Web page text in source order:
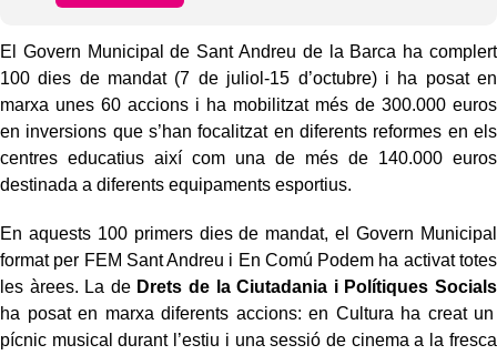
El Govern Municipal de Sant Andreu de la Barca ha complert
100 dies de mandat (7 de juliol-15 d’octubre) i ha posat en
marxa unes 60 accions i ha mobilitzat més de 300.000 euros
en inversions que s’han focalitzat en diferents reformes en els
centres educatius així com una de més de 140.000 euros
destinada a diferents equipaments esportius.
En aquests 100 primers dies de mandat, el Govern Municipal
format per FEM Sant Andreu i En Comú Podem ha activat totes
les àrees. La de Drets de la Ciutadania i Polítiques Socials
ha posat en marxa diferents accions: en Cultura ha creat un
pícnic musical durant l’estiu i una sessió de cinema a la fresca